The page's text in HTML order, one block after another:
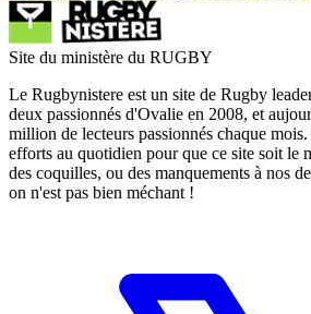
Site du ministère du RUGBY
Le Rugbynistere est un site de Rugby
deux passionnés d'Ovalie en 2008, et
million de lecteurs passionnés chaque
efforts au quotidien pour que ce site soit le
des coquilles, ou des manquements à nos
on n'est pas bien méchant !